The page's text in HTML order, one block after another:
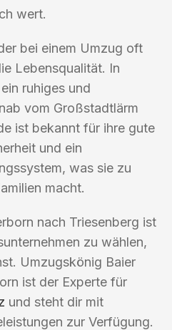
wert.
bei einem Umzug oft
Lebensqualität. In
ruhiges und
vom Großstadtlärm
ist bekannt für ihre gute
und ein
was sie zu
macht.
nach Triesenberg ist
zu wählen,
Umzugskönig Baier
ist der Experte für
und steht dir mit
zur Verfügung.